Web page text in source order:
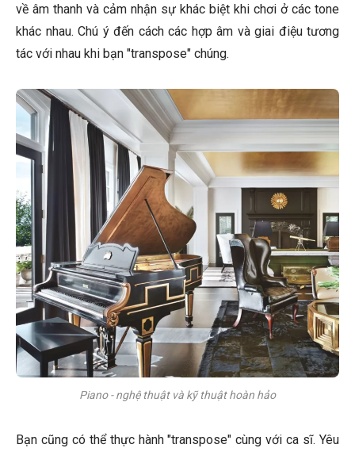
về âm thanh và cảm nhận sự khác biệt khi chơi ở các tone
khác nhau. Chú ý đến cách các hợp âm và giai điệu tương
tác với nhau khi bạn "transpose" chúng.
Piano - nghệ thuật và kỹ thuật hoàn hảo
Bạn cũng có thể thực hành "transpose" cùng với ca sĩ. Yêu